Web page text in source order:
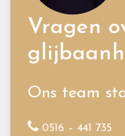
Vragen
Ons team
0516 – 441 735